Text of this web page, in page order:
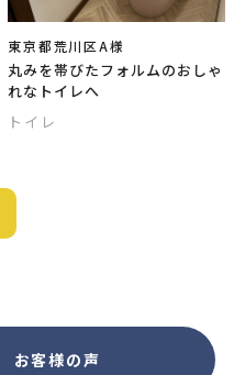
東京都荒川区A様
丸みを帯びたフォルムのおしゃ
れなトイレへ
トイレ
お客様の声